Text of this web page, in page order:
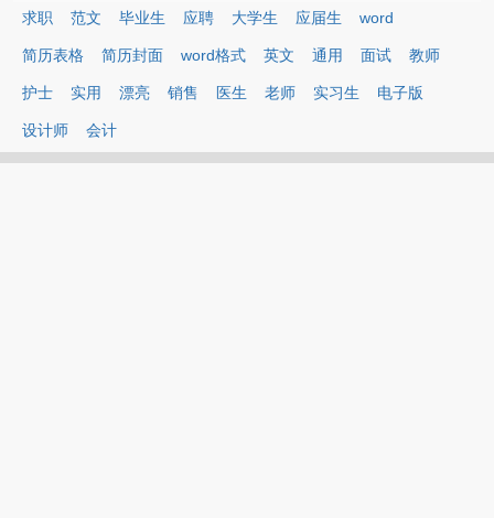
求职 范文 毕业生 应聘 大学生 应届生 word
简历表格 简历封面 word格式 英文 通用 面试 教师
护士 实用 漂亮 销售 医生 老师 实习生 电子版
设计师 会计